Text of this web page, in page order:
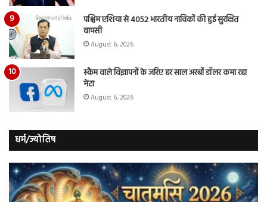
पश्चिम एशिया से 4052 भारतीय नाविकों की हुई सुरक्षित
वापसी
August 6, 2026
स्कैम वाले विज्ञापनों के जरिए हर साल अरबों डॉलर कमा रहा
मेटा
August 6, 2026
धर्म/ज्योतिष